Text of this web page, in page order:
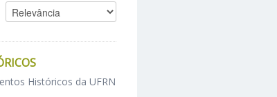
Históricos da UFRN